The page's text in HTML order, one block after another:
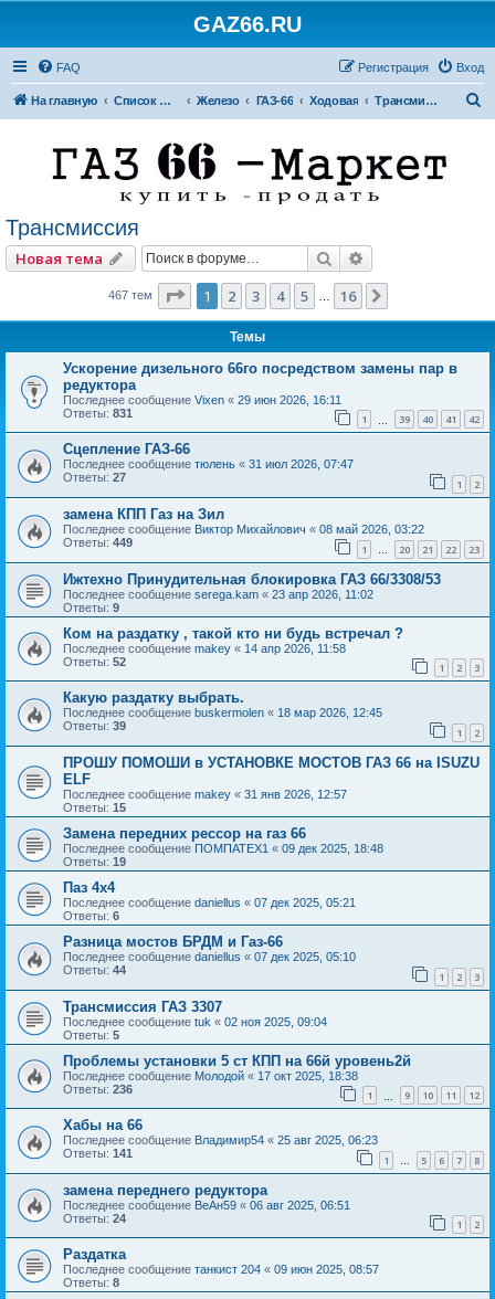
GAZ66.RU
FAQ Вход
Регистрация
На главную Список форумов Железо ГАЗ-66 Ходовая Трансмиссия
Трансмиссия
Новая тема Поиск
467 тем Страница из 16
1 2 3 4 5 16
Темы
Ускорение дизельного 66го посредством замены пар в
редуктора
Последнее сообщение Vixen « 29 июн 2026, 16:11
Ответы: 831 1 39 40 41 42
Сцепление ГАЗ-66
Последнее сообщение тюлень « 31 июл 2026, 07:47
Ответы: 27 1 2
замена КПП Газ на Зил
Последнее сообщение Виктор Михайлович « 08 май 2026, 03:22
Ответы: 449 1 … 20 21 22 23
Ижтехно Принудительная блокировка ГАЗ 66/3308/53
Последнее сообщение serega.kam « 23 апр 2026, 11:02
Ответы: 9
Ком на раздатку , такой кто ни будь встречал ?
Последнее сообщение makey « 14 апр 2026, 11:58
Ответы: 52 1 2 3
Какую раздатку выбрать.
Последнее сообщение buskermolen « 18 мар 2026, 12:45
Ответы: 39 1 2
ПРОШУ ПОМОШИ в УСТАНОВКЕ МОСТОВ ГАЗ 66 на ISUZU
ELF
Последнее сообщение makey « 31 янв 2026, 12:57
Ответы: 15
Замена передних рессор на газ 66
Последнее сообщение ПОМПАТЕХ1 « 09 дек 2025, 18:48
Ответы: 19
Паз 4х4
Последнее сообщение daniellus « 07 дек 2025, 05:21
Ответы: 6
Разница мостов БРДМ и Газ-66
Последнее сообщение daniellus « 07 дек 2025, 05:10
Ответы: 44 1 2 3
Трансмиссия ГАЗ 3307
Последнее сообщение tuk « 02 ноя 2025, 09:04
Ответы: 5
Проблемы установки 5 ст КПП на 66й уровень2й
Последнее сообщение Молодой « 17 окт 2025, 18:38
Ответы: 236 1 9 10 11 12
Хабы на 66
Последнее сообщение Владимир54 « 25 авг 2025, 06:23
Ответы: 141 1 … 5 6 7 8
замена переднего редуктора
Последнее сообщение ВеАн59 « 06 авг 2025, 06:51
Ответы: 24 1 2
Раздатка
Последнее сообщение танкист 204 « 09 июн 2025, 08:57
Ответы: 8